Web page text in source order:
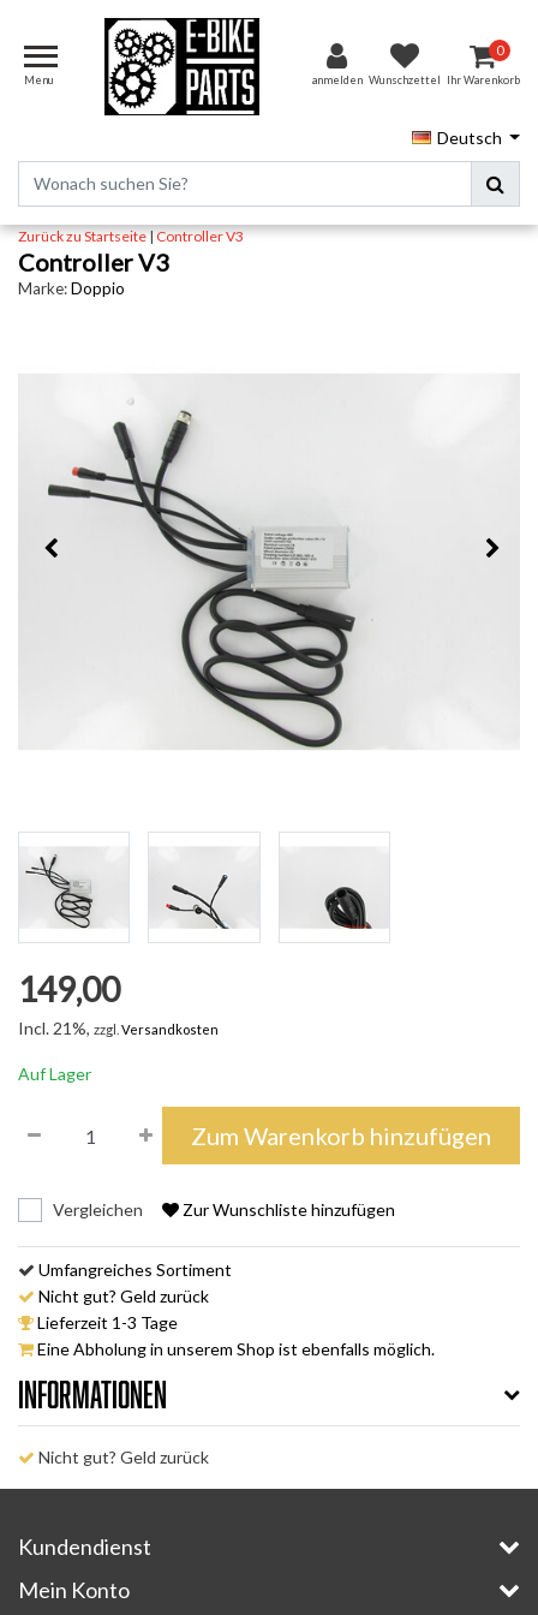
Menu anmelden Wunschzettel
0
Ihr Warenkorb
Deutsch
Zurück zu Startseite|Controller V3
Controller V3
Marke:Doppio
149,00
Incl. 21%, zzgl. Versandkosten
Auf Lager
Zum Warenkorb hinzufügen
Vergleichen Zur Wunschliste hinzufügen
Umfangreiches Sortiment
Nicht gut? Geld zurück
Lieferzeit 1-3 Tage
Eine Abholung in unserem Shop ist ebenfalls möglich.
Informationen
Nicht gut? Geld zurück
Kundendienst
Mein Konto